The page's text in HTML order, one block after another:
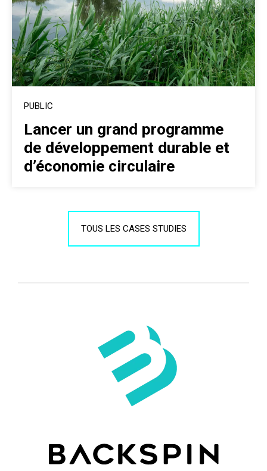
PUBLIC
Lancer un grand programme
de développement durable et
d’économie circulaire
TOUS LES CASES STUDIES